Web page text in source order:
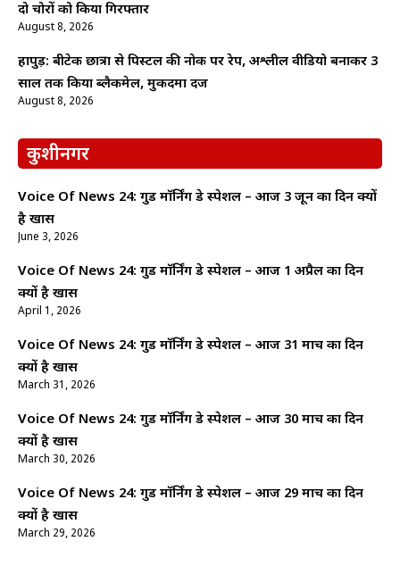
दो चोरों को किया गिरफ्तार
August 8, 2026
हापुड़: बीटेक छात्रा से पिस्टल की नोक पर रेप, अश्लील वीडियो बनाकर 3
साल तक किया ब्लैकमेल, मुकदमा दर्ज
August 8, 2026
कुशीनगर
Voice Of News 24: गुड माॅर्निंग डे स्पेशल – आज 3 जून का दिन क्यों
है खास
June 3, 2026
Voice Of News 24: गुड माॅर्निंग डे स्पेशल – आज 1 अप्रैल का दिन
क्यों है खास
April 1, 2026
Voice Of News 24: गुड माॅर्निंग डे स्पेशल – आज 31 मार्च का दिन
क्यों है खास
March 31, 2026
Voice Of News 24: गुड माॅर्निंग डे स्पेशल – आज 30 मार्च का दिन
क्यों है खास
March 30, 2026
Voice Of News 24: गुड माॅर्निंग डे स्पेशल – आज 29 मार्च का दिन
क्यों है खास
March 29, 2026